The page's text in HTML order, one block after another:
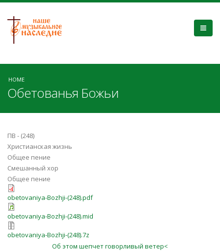
HOME
Обетованья Божьи
ПВ - (248)
Христианская жизнь
Общее пение
Смешанный хор
Общее пение
obetovaniya-Bozhji-(248).pdf
obetovaniya-Bozhji-(248).mid
obetovaniya-Bozhji-(248).7z
Об этом шепчет говорливый ветер<